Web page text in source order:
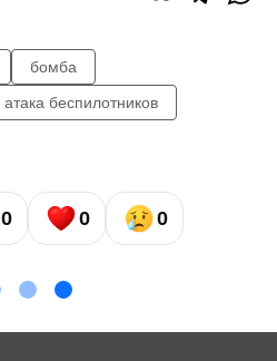
бомба
атака беспилотников
0 0 0